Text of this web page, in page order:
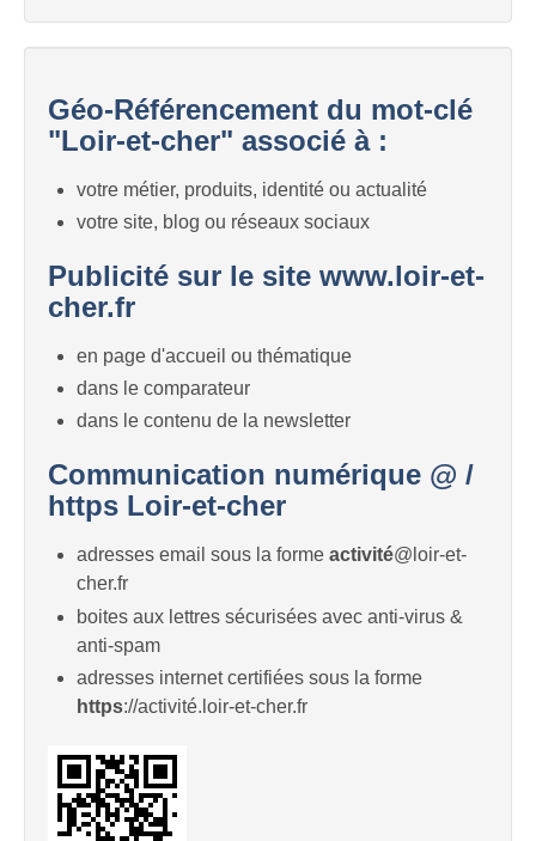
Géo-Référencement du mot-clé
"Loir-et-cher" associé à :
votre métier, produits, identité ou actualité
votre site, blog ou réseaux sociaux
Publicité sur le site www.loir-et-
cher.fr
en page d'accueil ou thématique
dans le comparateur
dans le contenu de la newsletter
Communication numérique @ /
https Loir-et-cher
adresses email sous la forme activité@loir-et-
cher.fr
boites aux lettres sécurisées avec anti-virus &
anti-spam
adresses internet certifiées sous la forme
https://activité.loir-et-cher.fr